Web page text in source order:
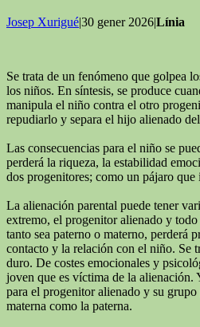
Josep Xurigué|30 gener 2026|Línia
Se trata de un fenómeno que golpea
los niños. En síntesis, se produce
manipula el niño contra el otro
repudiarlo y separa el hijo alienado
Las consecuencias para el niño se
perderá la riqueza, la estabilidad
dos progenitores; como un pájaro
La alienación parental puede tener
extremo, el progenitor alienado y
tanto sea paterno o materno, perderá
contacto y la relación con el niño. Se
duro. De costes emocionales y
joven que es víctima de la
para el progenitor alienado y su grupo
materna como la paterna.